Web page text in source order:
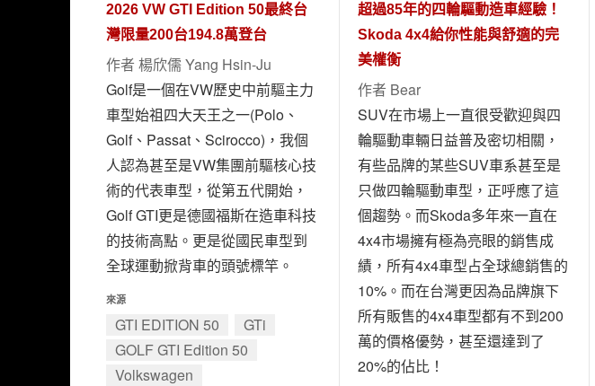
2026 VW GTI Edition 50最終台
灣限量200台194.8萬登台
作者 楊欣儒 Yang Hsin-Ju
Golf是一個在VW歷史中前驅主力
車型始祖四大天王之一(Polo、
Golf、Passat、Scirocco)，我個
人認為甚至是VW集團前驅核心技
術的代表車型，從第五代開始，
Golf GTI更是德國福斯在造車科技
的技術高點。更是從國民車型到
全球運動掀背車的頭號標竿。
來源
GTI EDITION 50
GTi
GOLF GTI Edition 50
Volkswagen
超過85年的四輪驅動造車經驗！
Skoda 4x4給你性能與舒適的完
美權衡
作者 Bear
SUV在市場上一直很受歡迎與四
輪驅動車輛日益普及密切相關，
有些品牌的某些SUV車系甚至是
只做四輪驅動車型，正呼應了這
個趨勢。而Skoda多年來一直在
4x4市場擁有極為亮眼的銷售成
績，所有4x4車型占全球總銷售的
10%。而在台灣更因為品牌旗下
所有販售的4x4車型都有不到200
萬的價格優勢，甚至還達到了
20%的佔比！